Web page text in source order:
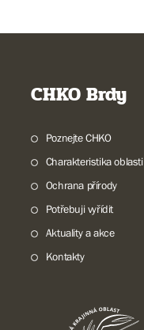
CHKO Brdy
Poznejte CHKO
Charakteristika oblasti
Ochrana přírody
Potřebuji vyřídit
Aktuality a akce
Kontakty